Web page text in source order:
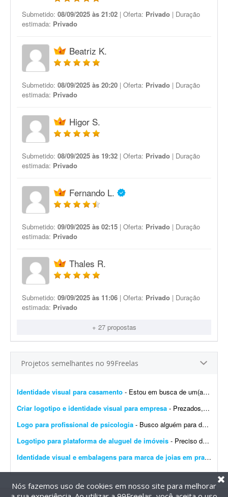
Submetido: 08/09/2025 às 21:02 | Oferta: Privado | Duração
estimada: Privado
Beatriz K.
Submetido: 08/09/2025 às 20:20 | Oferta: Privado | Duração
estimada: Privado
Higor S.
Submetido: 08/09/2025 às 19:32 | Oferta: Privado | Duração
estimada: Privado
Fernando L.
Submetido: 09/09/2025 às 02:15 | Oferta: Privado | Duração
estimada: Privado
Thales R.
Submetido: 09/09/2025 às 11:06 | Oferta: Privado | Duração
estimada: Privado
+ 27 propostas
Projetos semelhantes no 99Freelas
Identidade visual para casamento - Estou em busca de um(a) designer para desenvolver a identidade visual para o meu casamento. O estilo será inspirado no universo medieval/encantado; temos como referência O Senhor dos A...
Criar logotipo e identidade visual para empresa - Prezados, tenho uma pessoa em mente para o trabalho e a direcionarei a este projeto. Trata-se da criação de logotipo e identidade visual para a empresa do agronegócio Agromation.
Logo para profissional de psicologia - Busco alguém para desenvolver uma identidade visual para meu instagram como profissional de psicologia.
Logotipo para plataforma de aluguel de imóveis - Preciso de um designer para produzir os arquivos finais de um logotipo já 100% definido. Não é um trabalho de criação ou conceito - o logotipo, as cores, a tipogr...
Identidade visual e embalagens para marca de joias em prata-
Nós fazemos uso de cookies em nosso site para melhorar